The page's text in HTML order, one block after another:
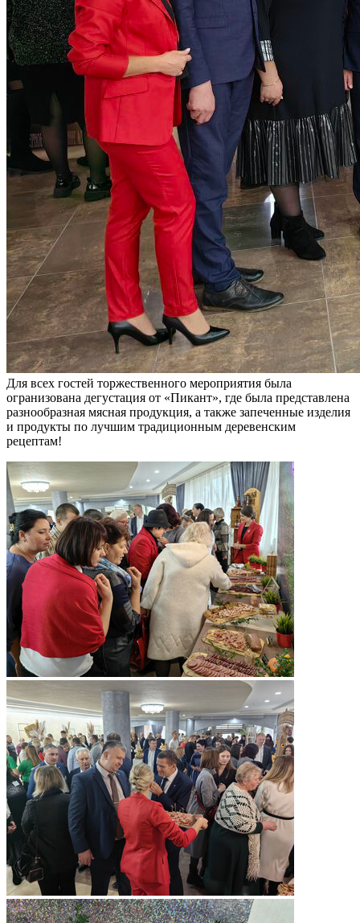
Для всех гостей торжественного мероприятия была
огранизована дегустация от «Пикант», где была представлена
разнообразная мясная продукция, а также запеченные изделия
и продукты по лучшим традиционным деревенским
рецептам!